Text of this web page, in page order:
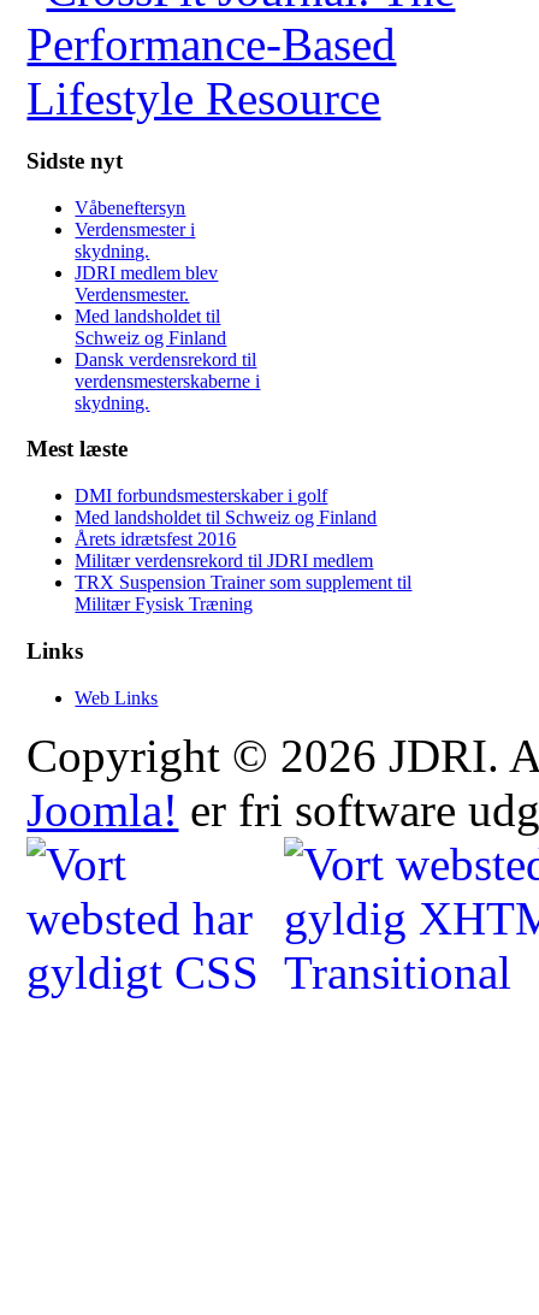
Sidste nyt
Våbeneftersyn
Verdensmester i
skydning.
JDRI medlem blev
Verdensmester.
Med landsholdet til
Schweiz og Finland
Dansk verdensrekord til
verdensmesterskaberne i
skydning.
Mest læste
DMI forbundsmesterskaber i golf
Med landsholdet til Schweiz og Finland
Årets idrætsfest 2016
Militær verdensrekord til JDRI medlem
TRX Suspension Trainer som supplement til
Militær Fysisk Træning
Links
Web Links
Copyright © 2026 JDRI.
Joomla! er fri software